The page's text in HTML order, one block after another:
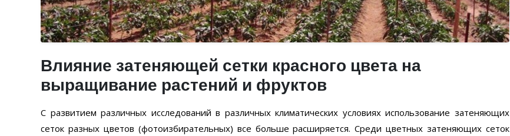
Влияние затеняющей сетки красного цвета на
выращивание растений и фруктов
С развитием различных исследований в различных климатических условиях использование затеняющих
сеток разных цветов (фотоизбирательных) все больше расширяется. Среди цветных затеняющих сеток